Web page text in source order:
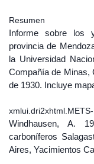
Resumen
Informe sobre los
provincia de
la Universidad
Compañía de Minas,
de 1930. Incluye
Windhausen, A.
carboníferos
Aires, Yacimientos